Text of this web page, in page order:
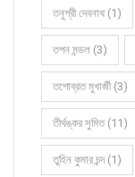
তনুশ্রী দেবনাথ (1)
তপন মন্ডল (3)
তপোব্রত মুখার্জী (3)
তীর্থঙ্কর সুমিত (11)
তুহিন কুমার চন্দ (1)